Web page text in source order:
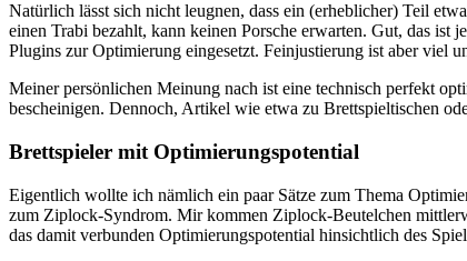
Natürlich lässt sich nicht leugnen, dass ein (erheblicher) Teil
einen Trabi bezahlt, kann keinen Porsche erwarten. Gut, das ist
Plugins zur Optimierung eingesetzt. Feinjustierung ist aber viel
Meiner persönlichen Meinung nach ist eine technisch perfekt
bescheinigen. Dennoch, Artikel wie etwa zu Brettspieltischen
Brettspieler mit Optimierungspotential
Eigentlich wollte ich nämlich ein paar Sätze zum Thema
zum Ziplock-Syndrom. Mir kommen Ziplock-Beutelchen
das damit verbunden Optimierungspotential hinsichtlich des